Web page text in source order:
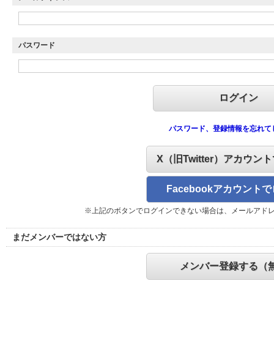
パスワード
パスワード、登録情報を忘れて
X（旧Twitter）アカウン
Facebookアカウントで
※上記のボタンでログインできない場合は、メールアド
まだメンバーではない方
メンバー登録する（